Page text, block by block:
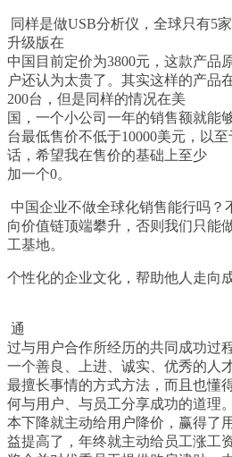
同样是做USB分析仪，全球只有5
升级版在
中国目前定价为3800元，这款产品
户还认为太贵了。其实这样的产品
200台，但是同样的情况在美
国，一个小公司一年的销售额就能
台最低售价不低于10000美元，以
话，希望我在售价的基础上至少
加一个0。
中国企业不做全球化销售能行吗？
向价值链顶端攀升，否则我们只能
工基地。
个性化的企业文化，帮助他人走向
通
过与用户合作所经历的共同成功过
一个善良、上进、诚实、优秀的人
最擅长事情的方式方法，而且也懂
何与用户、与员工分享成功的道理
本下降就主动给用户降价，赢得了
益提高了，年终就主动给员工涨工